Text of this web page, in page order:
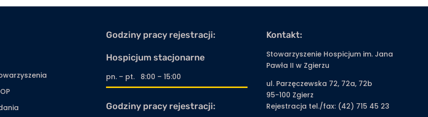
Godziny pracy rejestracji:
Hospicjum stacjonarne
pn. – pt. 8:00 – 15:00
Godziny pracy rejestracji:
Kontakt:
Stowarzyszenie Hospicjum im. Jana
Pawła II w Zgierzu
ul. Parzęczewska 72, 72a, 72b
95-100 Zgierz
Rejestracja tel./fax: (42) 715 45 23